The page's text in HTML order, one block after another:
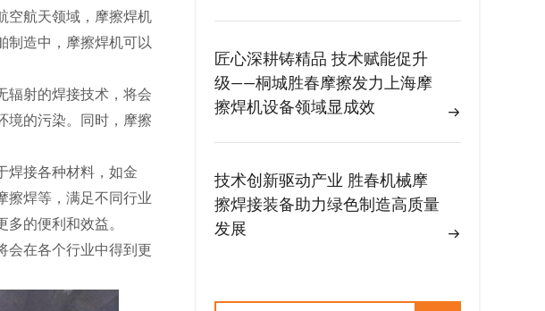
空航天领域，摩擦焊机
制造中，摩擦焊机可以
辐射的焊接技术，将会
境的污染。同时，摩擦
焊接各种材料，如金
擦焊等，满足不同行业
的便利和效益。
会在各个行业中得到更
匠心深耕铸精品 技术赋能促升
级——桐城胜春摩擦发力上海摩
擦焊机设备领域显成效
技术创新驱动产业 胜春机械摩
擦焊接装备助力绿色制造高质量
发展